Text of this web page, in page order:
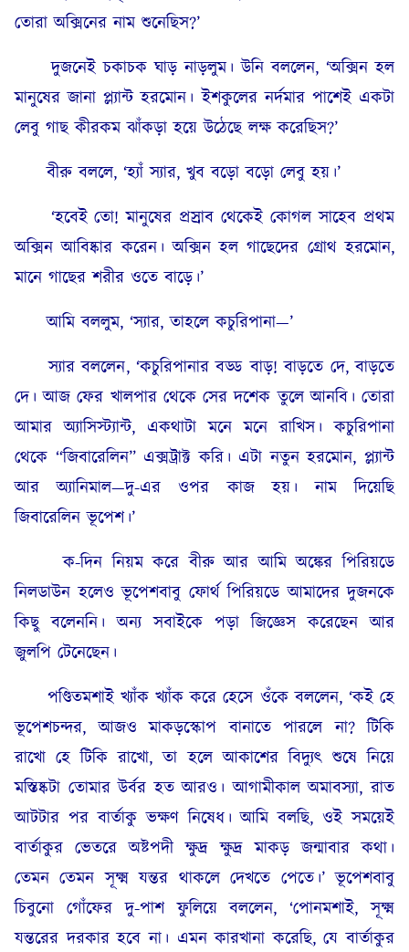
তোরা অক্সিনের নাম শুনেছিস?’
দুজনেই চকাচক ঘাড় নাড়লুম। উনি বললেন, ‘অক্সিন হল
মানুষের জানা প্ল্যান্ট হরমোন। ইশকুলের নর্দমার পাশেই একটা
লেবু গাছ কীরকম ঝাঁকড়া হয়ে উঠেছে লক্ষ করেছিস?’
বীরু বললে, ‘হ্যাঁ স্যার, খুব বড়ো বড়ো লেবু হয়।’
‘হবেই তো! মানুষের প্রস্রাব থেকেই কোগল সাহেব প্রথম
অক্সিন আবিষ্কার করেন। অক্সিন হল গাছেদের গ্রোথ হরমোন,
মানে গাছের শরীর ওতে বাড়ে।’
আমি বললুম, ‘স্যার, তাহলে কচুরিপানা—’
স্যার বললেন, ‘কচুরিপানার বড্ড বাড়! বাড়তে দে, বাড়তে
দে। আজ ফের খালপার থেকে সের দশেক তুলে আনবি। তোরা
আমার অ্যাসিস্ট্যান্ট, একথাটা মনে মনে রাখিস। কচুরিপানা
থেকে “জিবারেলিন” এক্সট্রাক্ট করি। এটা নতুন হরমোন, প্ল্যান্ট
আর অ্যানিমাল—দু-এর ওপর কাজ হয়। নাম দিয়েছি
জিবারেলিন ভূপেশ।’
ক-দিন নিয়ম করে বীরু আর আমি অঙ্কের পিরিয়ডে
নিলডাউন হলেও ভূপেশবাবু ফোর্থ পিরিয়ডে আমাদের দুজনকে
কিছু বলেননি। অন্য সবাইকে পড়া জিজ্ঞেস করেছেন আর
জুলপি টেনেছেন।
পণ্ডিতমশাই খ্যাঁক খ্যাঁক করে হেসে ওঁকে বললেন, ‘কই হে
ভূপেশচন্দর, আজও মাকড়স্কোপ বানাতে পারলে না? টিকি
রাখো হে টিকি রাখো, তা হলে আকাশের বিদ্যুৎ শুষে নিয়ে
মস্তিষ্কটা তোমার উর্বর হত আরও। আগামীকাল অমাবস্যা, রাত
আটটার পর বার্তাকু ভক্ষণ নিষেধ। আমি বলছি, ওই সময়েই
বার্তাকুর ভেতরে অষ্টপদী ক্ষুদ্র ক্ষুদ্র মাকড় জন্মাবার কথা।
তেমন তেমন সূক্ষ্ম যন্তর থাকলে দেখতে পেতে।’ ভূপেশবাবু
চিবুনো গোঁফের দু-পাশ ফুলিয়ে বললেন, ‘পোনমশাই, সূক্ষ্ম
যন্তরের দরকার হবে না। এমন কারখানা করেছি, যে বার্তাকুর